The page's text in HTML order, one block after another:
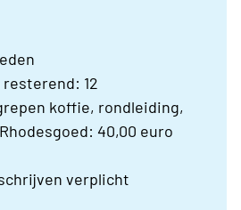
12
koffie, rondleiding,
40,00 euro
verplicht